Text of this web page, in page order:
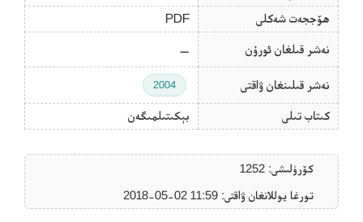
ھۆججەت شەكلى
PDF
نەشر قىلغان ئورۇن —
نەشر قىلىنغان ۋاقتى 2004
كىتاب تىلى بېكىتىلمىگەن
كۆرۈلىشى: 1252
تورغا يوللانغان ۋاقتى: ‎2018-05-02 11:59